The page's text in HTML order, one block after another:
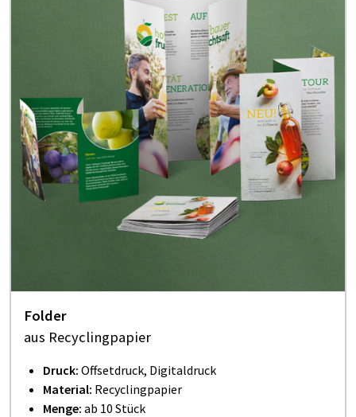
Folder
aus Recyclingpapier
Druck: Offsetdruck, Digitaldruck
Material: Recyclingpapier
Menge: ab 10 Stück